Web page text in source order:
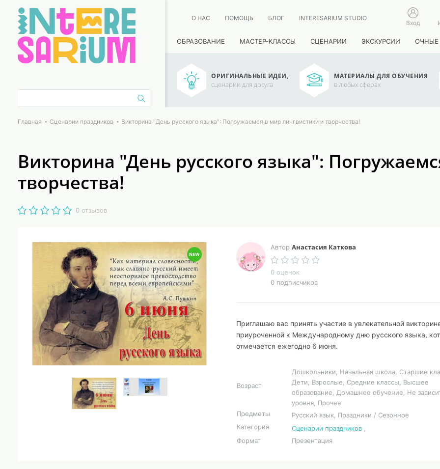
О НАС ПОМОЩЬ БЛОГ INTERESARIUM STUDIO
Вход
ОБРАЗОВАНИЕ МАСТЕР-КЛАССЫ СЦЕНАРИИ ЭКСКУРСИИ ОЧНЫЕ
ОРИГИНАЛЬНЫЕ ИДЕИ,
сценарии для досуга
МАТЕРИАЛЫ ДЛЯ ОБУЧЕНИЯ
в любых сферах
Главная Сценарии праздников Викторина "День русского языка": Погружаемся в мир лингвистики и творчества!
Викторина "День русского языка":
творчества!
0 отзывов
Автор Анастасия Каткова
0 оценок
0 подписчиков
Приглашаю вас принять участие в увлекательной
приуроченной к Международному дню русского языка,
отмечается ежегодно 6 июня.
Возраст
Дошкольники, Начальная школа, Старшие
Дети, Взрослые, Средние классы, Высшее
образование, Домашнее обучение, Не
уровня, Прочее
Предметы
Русский язык, Праздники / Сезонное
Категория
Сценарии праздников
Формат
Презентация